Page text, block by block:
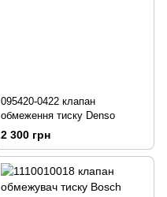
095420-0422 клапан
обмеження тиску Denso
2 300 грн